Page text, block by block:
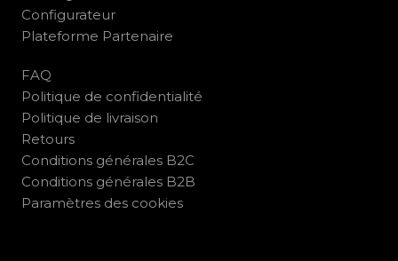
Configurateur
Plateforme Partenaire
FAQ
Politique de confidentialité
Politique de livraison
Retours
Conditions générales B2C
Conditions générales B2B
Paramètres des cookies